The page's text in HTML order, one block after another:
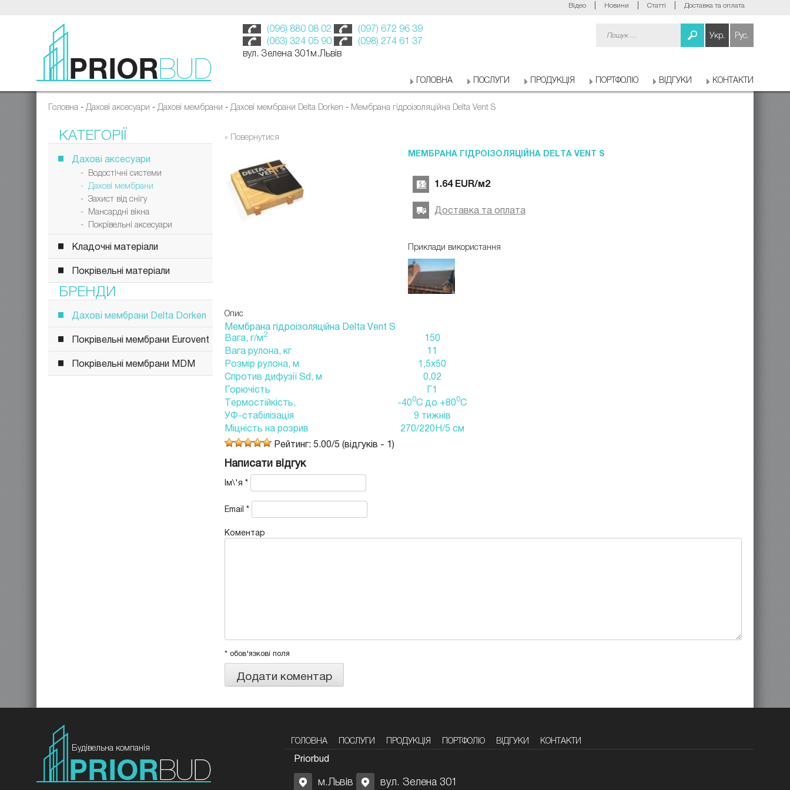
Відео Новини Статті Доставка та оплата
(096) 880 08 02
(097) 672 96 39
(063) 324 05 90
(098) 274 61 37
вул. Зелена 301м.Львів
Укр. Рус.
ГОЛОВНА ПОСЛУГИ ПРОДУКЦІЯ ПОРТФОЛІО ВІДГУКИ КОНТАКТИ
Головна - Дахові аксесуари - Дахові мембрани - Дахові мембрани Delta Dorken - Мембрана гідроізоляційна Delta Vent S
КАТЕГОРІЇ
Дахові аксесуари
- Водостічні системи
- Дахові мембрани
- Захист від снігу
- Мансардні вікна
- Покрівельні аксесуари
Кладочні матеріали
Покрівельні матеріали
БРЕНДИ
Дахові мембрани Delta Dorken
Покрівельні мембрани Eurovent
Покрівельні мембрани MDM
« Повернутися
МЕМБРАНА ГІДРОІЗОЛЯЦІЙНА DELTA VENT S
1.64 EUR/м2
Доставка та оплата
Приклади використання
Опис
Мембрана гідроізоляційна Delta Vent S
Вага, г/м2
150
Вага рулона, кг
11
Розмір рулона, м
1,5х50
Спротив дифузії Sd, м
0,02
Горючість
Г1
Термостійкість,
-400С до +800С
УФ-стабілізація
9 тижнів
Міцність на розрив
270/220Н/5 см
Рейтинг: 5.00/5 (відгуків - 1)
Написати відгук
Ім\'я *
Email *
Коментар
* обов'язкові поля
Будівельна компанія
ГОЛОВНА ПОСЛУГИ ПРОДУКЦІЯ ПОРТФОЛІО ВІДГУКИ КОНТАКТИ
Priorbud
м.Львів вул. Зелена 301